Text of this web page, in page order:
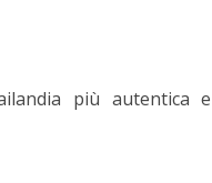
più autentica e